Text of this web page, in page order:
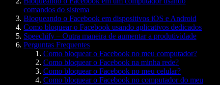
comandos do sistema
Bloqueando o Facebook em dispositivos iOS e Android
Como bloquear o Facebook usando aplicativos dedicados
Speechify – Outra maneira de aumentar a produtividade
Perguntas Frequentes
Como bloquear o Facebook no meu computador?
Como bloquear o Facebook na minha rede?
Como bloquear o Facebook no meu celular?
Como bloquear o Facebook no computador do meu